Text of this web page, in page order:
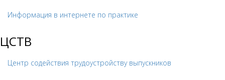
Информация в интернете по практике
ЦСТВ
Центр содействия трудоустройству выпускников